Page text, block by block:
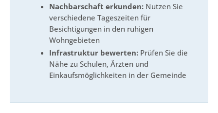
Nachbarschaft erkunden: Nutzen Sie
verschiedene Tageszeiten für
Besichtigungen in den ruhigen
Wohngebieten
Infrastruktur bewerten: Prüfen Sie die
Nähe zu Schulen, Ärzten und
Einkaufsmöglichkeiten in der Gemeinde